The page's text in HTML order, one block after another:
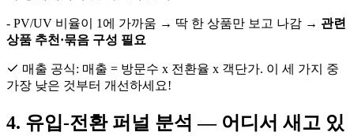
- PV/UV 비율이 1에 가까움 → 딱 한 상품만 보고 나감 → 관련
상품 추천·묶음 구성 필요
매출 공식: 매출 = 방문수 x 전환율 x 객단가. 이 세 가지 중
가장 낮은 것부터 개선하세요!
4. 유입-전환 퍼널 분석 — 어디서 새고 있